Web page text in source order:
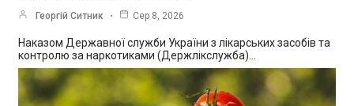
Георгій Ситник Сер 8, 2026
Наказом Державної служби України з лікарських засобів та
контролю за наркотиками (Держлікслужба)…